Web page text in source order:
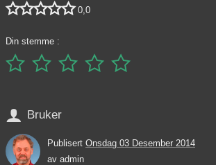
 0,0
Din stemme :
    
 Bruker
Publisert Onsdag 03 Desember 2014
av admin